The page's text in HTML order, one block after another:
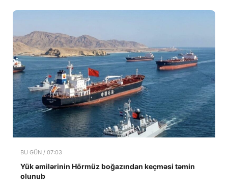
BU GÜN / 07:03
Yük əmilərinin Hörmüz boğazından keçməsi təmin
olunub